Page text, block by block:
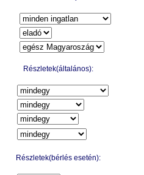
Részletek(általános):
Részletek(bérlés esetén):